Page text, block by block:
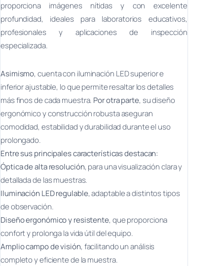
proporciona imágenes nítidas y con excelente
profundidad, ideales para laboratorios educativos,
profesionales y aplicaciones de inspección
especializada.
Asimismo, cuenta con iluminación LED superior e
inferior ajustable, lo que permite resaltar los detalles
más finos de cada muestra. Por otra parte, su diseño
ergonómico y construcción robusta aseguran
comodidad, estabilidad y durabilidad durante el uso
prolongado.
Entre sus principales características destacan:
Óptica de alta resolución, para una visualización clara y
detallada de las muestras.
Iluminación LED regulable, adaptable a distintos tipos
de observación.
Diseño ergonómico y resistente, que proporciona
confort y prolonga la vida útil del equipo.
Amplio campo de visión, facilitando un análisis
completo y eficiente de la muestra.